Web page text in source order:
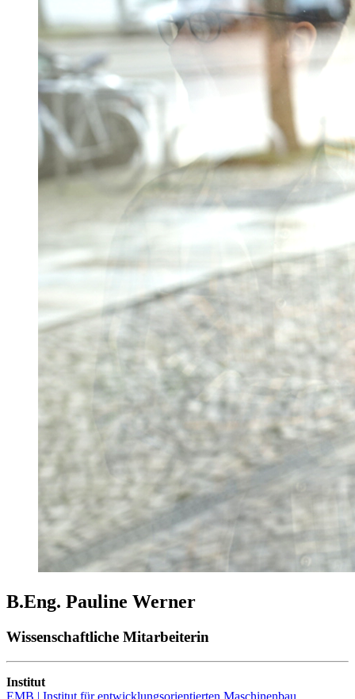
B.Eng. Pauline Werner
Wissenschaftliche Mitarbeiterin
Institut
EMB | Institut für entwicklungsorientierten Maschinenbau